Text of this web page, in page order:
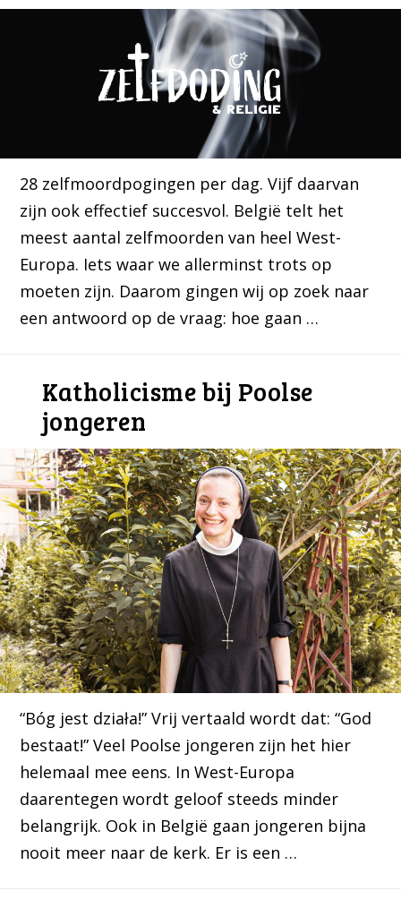
28 zelfmoordpogingen per dag. Vijf daarvan
zijn ook effectief succesvol. België telt het
meest aantal zelfmoorden van heel West-
Europa. Iets waar we allerminst trots op
moeten zijn. Daarom gingen wij op zoek naar
een antwoord op de vraag: hoe gaan …
Katholicisme bij Poolse
jongeren
“Bóg jest działa!” Vrij vertaald wordt dat: “God
bestaat!” Veel Poolse jongeren zijn het hier
helemaal mee eens. In West-Europa
daarentegen wordt geloof steeds minder
belangrijk. Ook in België gaan jongeren bijna
nooit meer naar de kerk. Er is een …